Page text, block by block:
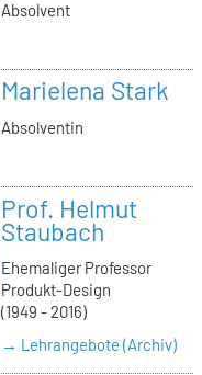
Absolvent
Marielena Stark
Absolventin
Prof. Helmut
Staubach
Ehemaliger Professor
Produkt-Design
(1949 - 2016)
→ Lehrangebote (Archiv)